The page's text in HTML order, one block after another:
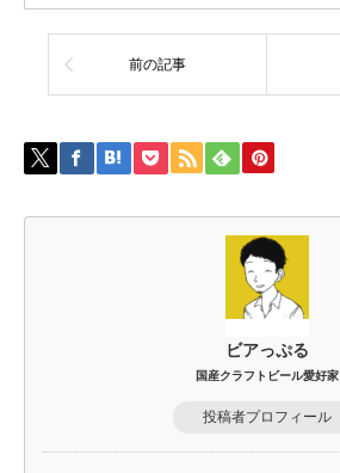
前の記事
ビアっぷる
国産クラフトビール愛好家
投稿者プロフィール